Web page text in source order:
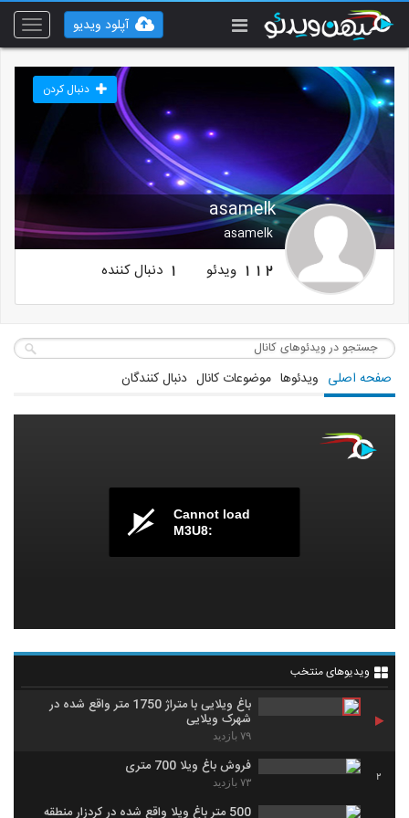
Toggle
آپلود ویدیو
asamelk
asamelk
دنبال کردن
112 ویدئو 1 دنبال کننده
صفحه اصلی ویدئوها موضوعات کانال دنبال کنندگان
Cannot load
M3U8:
ویدیوهای منتخب
باغ ویلایی با متراژ 1750 متر واقع شده در
شهرک ویلایی
۷۹ بازدید
2
فروش باغ ویلا 700 متری
۷۳ بازدید
500 متر باغ ویلا واقع شده در کردزار منطقه